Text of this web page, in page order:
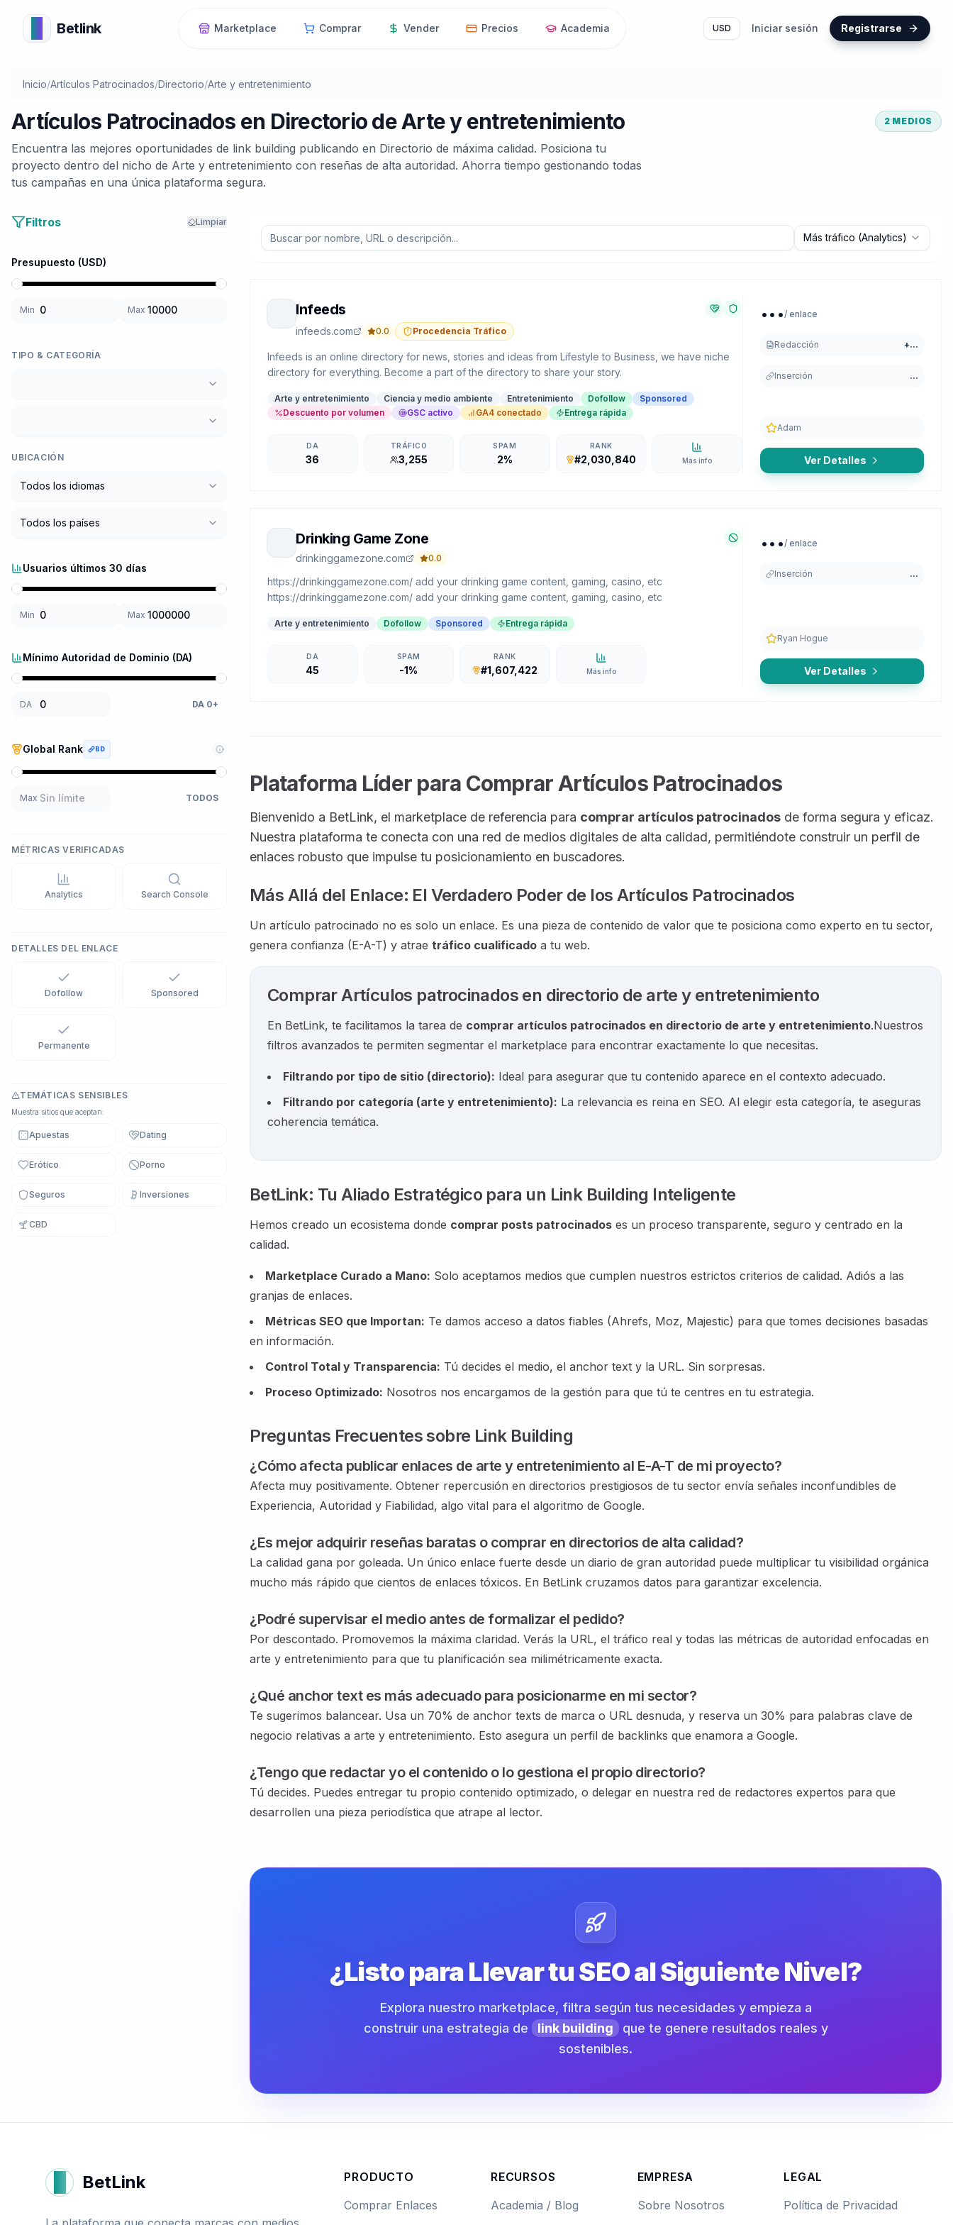
Betlink Marketplace Comprar Vender Precios Academia USD Iniciar sesión Registrarse
Inicio/Artículos Patrocinados/Directorio/Arte y entretenimiento
Artículos Patrocinados en Directorio de Arte y entretenimiento 2 MEDIOS
Encuentra las mejores oportunidades de link building publicando en Directorio de máxima calidad. Posiciona tu
proyecto dentro del nicho de Arte y entretenimiento con reseñas de alta autoridad. Ahorra tiempo gestionando todas
tus campañas en una única plataforma segura.
Filtros Limpiar
Presupuesto (USD)
Min Max
TIPO & CATEGORÍA
UBICACIÓN
Todos los idiomas
Todos los países
Usuarios últimos 30 días
Min Max
Mínimo Autoridad de Dominio (DA)
DA DA 0+
Global Rank BD
Max TODOS
MÉTRICAS VERIFICADAS
Analytics Search Console
DETALLES DEL ENLACE
Dofollow Sponsored
Permanente
TEMÁTICAS SENSIBLES
Muestra sitios que aceptan:
Apuestas Dating
Erótico Porno
Seguros Inversiones
CBD
Más tráfico (Analytics)
Infeeds
infeeds.com 0.0 Procedencia Tráfico
Infeeds is an online directory for news, stories and ideas from Lifestyle to Business, we have niche
directory for everything. Become a part of the directory to share your story.
Arte y entretenimiento Ciencia y medio ambiente Entretenimiento Dofollow
Sponsored
Descuento por volumen
GSC activo GA4 conectado Entrega rápida
DA
36
TRÁFICO
3,255
SPAM
2%
RANK
#2,030,840 Más info
.../ enlace
Redacción +...
Inserción ...
Adam
Ver Detalles
Drinking Game Zone
drinkinggamezone.com 0.0
https://drinkinggamezone.com/ add your drinking game content, gaming, casino, etc
https://drinkinggamezone.com/ add your drinking game content, gaming, casino, etc
Arte y entretenimiento Dofollow Sponsored Entrega rápida
DA
45
SPAM
-1%
RANK
#1,607,422 Más info
.../ enlace
Inserción ...
Ryan Hogue
Ver Detalles
Plataforma Líder para Comprar Artículos Patrocinados
Bienvenido a BetLink, el marketplace de referencia para comprar artículos patrocinados de forma segura y eficaz.
Nuestra plataforma te conecta con una red de medios digitales de alta calidad, permitiéndote construir un perfil de
enlaces robusto que impulse tu posicionamiento en buscadores.
Más Allá del Enlace: El Verdadero Poder de los Artículos Patrocinados
Un artículo patrocinado no es solo un enlace. Es una pieza de contenido de valor que te posiciona como experto en tu sector,
genera confianza (E-A-T) y atrae tráfico cualificado a tu web.
Comprar Artículos patrocinados en directorio de arte y entretenimiento
En BetLink, te facilitamos la tarea de comprar artículos patrocinados en directorio de arte y entretenimiento.Nuestros
filtros avanzados te permiten segmentar el marketplace para encontrar exactamente lo que necesitas.
Filtrando por tipo de sitio (directorio): Ideal para asegurar que tu contenido aparece en el contexto adecuado.
Filtrando por categoría (arte y entretenimiento): La relevancia es reina en SEO. Al elegir esta categoría, te aseguras
coherencia temática.
BetLink: Tu Aliado Estratégico para un Link Building Inteligente
Hemos creado un ecosistema donde comprar posts patrocinados es un proceso transparente, seguro y centrado en la
calidad.
Marketplace Curado a Mano: Solo aceptamos medios que cumplen nuestros estrictos criterios de calidad. Adiós a las
granjas de enlaces.
Métricas SEO que Importan: Te damos acceso a datos fiables (Ahrefs, Moz, Majestic) para que tomes decisiones basadas
en información.
Control Total y Transparencia: Tú decides el medio, el anchor text y la URL. Sin sorpresas.
Proceso Optimizado: Nosotros nos encargamos de la gestión para que tú te centres en tu estrategia.
Preguntas Frecuentes sobre Link Building
¿Cómo afecta publicar enlaces de arte y entretenimiento al E-A-T de mi proyecto?
Afecta muy positivamente. Obtener repercusión en directorios prestigiosos de tu sector envía señales inconfundibles de
Experiencia, Autoridad y Fiabilidad, algo vital para el algoritmo de Google.
¿Es mejor adquirir reseñas baratas ocomprar en directorios de alta calidad?
La calidad gana por goleada. Un único enlace fuerte desde un diario de gran autoridad puede multiplicar tu visibilidad orgánica
mucho más rápido que cientos de enlaces tóxicos. En BetLink cruzamos datos para garantizar excelencia.
¿Podré supervisar el medio antes de formalizar el pedido?
Por descontado. Promovemos la máxima claridad. Verás la URL, el tráfico real y todas las métricas de autoridad enfocadas en
arte y entretenimiento para que tu planificación sea milimétricamente exacta.
¿Qué anchor text es más adecuado para posicionarme en mi sector?
Te sugerimos balancear. Usa un 70% de anchor texts de marca o URL desnuda, y reserva un 30% para palabras clave de
negocio relativas a arte y entretenimiento. Esto asegura un perfil de backlinks que enamora a Google.
¿Tengo que redactar yo el contenido o lo gestiona el propiodirectorio?
Tú decides. Puedes entregar tu propio contenido optimizado, o delegar en nuestra red de redactores expertos para que
desarrollen una pieza periodística que atrape al lector.
¿Listo para Llevar tu SEO al Siguiente Nivel?
Explora nuestro marketplace, filtra según tus necesidades y empieza a
construir una estrategia de
link building
que te genere resultados reales y
sostenibles.
BetLink
PRODUCTO
Comprar Enlaces
RECURSOS
Academia / Blog
EMPRESA
Sobre Nosotros
LEGAL
Política de Privacidad